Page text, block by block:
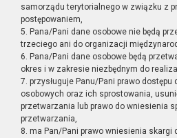
samorządu terytorialnego w związku z
postępowaniem,
5. Pana/Pani dane osobowe nie będą
trzeciego ani do organizacji
6. Pana/Pani dane osobowe będą
okres i w zakresie niezbędnym do
7. przysługuje Panu/Pani prawo
osobowych oraz ich sprostowania,
przetwarzania lub prawo do wniesienia
przetwarzania,
8. ma Pan/Pani prawo wniesienia skargi